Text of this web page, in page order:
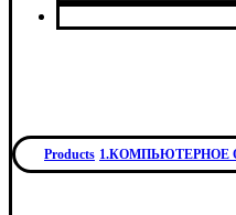
Products 1.КОМПЬЮТЕРНОЕ